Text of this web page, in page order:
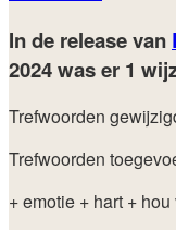
In de release van
2024was er 1
Trefwoorden
Trefwoorden
+ emotie + hart +